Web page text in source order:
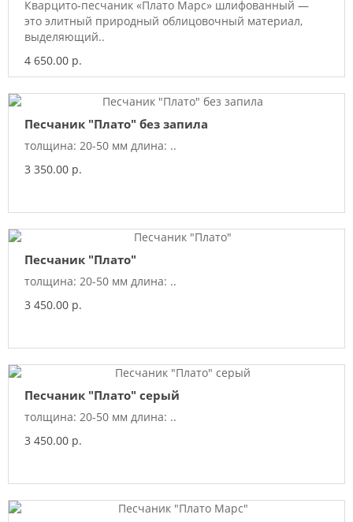
Кварцито-песчаник «Плато Марс» шлифованный —
это элитный природный облицовочный материал,
выделяющий..
4 650.00 р.
Песчаник "Плато" без запила
толщина: 20-50 мм длина: ..
3 350.00 р.
Песчаник "Плато"
толщина: 20-50 мм длина: ..
3 450.00 р.
Песчаник "Плато" серый
толщина: 20-50 мм длина: ..
3 450.00 р.